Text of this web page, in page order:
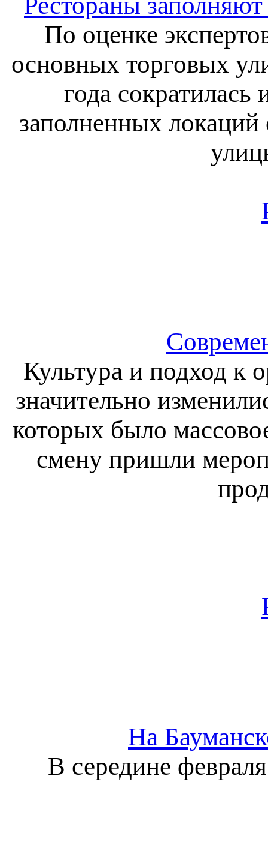
По оценке
основных торговых
года
заполненных
Культура и подход к
значительно
которых было
смену пришли
На
В середине